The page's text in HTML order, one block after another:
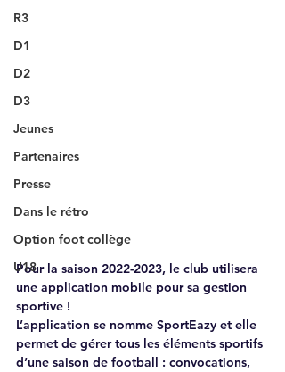
R3
D1
D2
D3
Jeunes
Partenaires
Presse
Dans le rétro
Option foot collège
U18
Pour la saison 2022-2023, le club utilisera
une application mobile pour sa gestion
sportive !
L’application se nomme SportEazy et elle
permet de gérer tous les éléments sportifs
d’une saison de football : convocations,